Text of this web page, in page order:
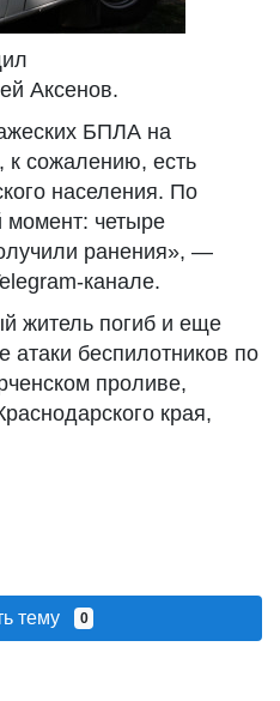
Аксенов.
БПЛА на
к сожалению, есть
населения. По
четыре
ранения», —
канале.
житель погиб и еще
атаки беспилотников по
проливе,
края,
тему 0